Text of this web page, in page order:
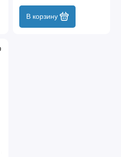
В корзину